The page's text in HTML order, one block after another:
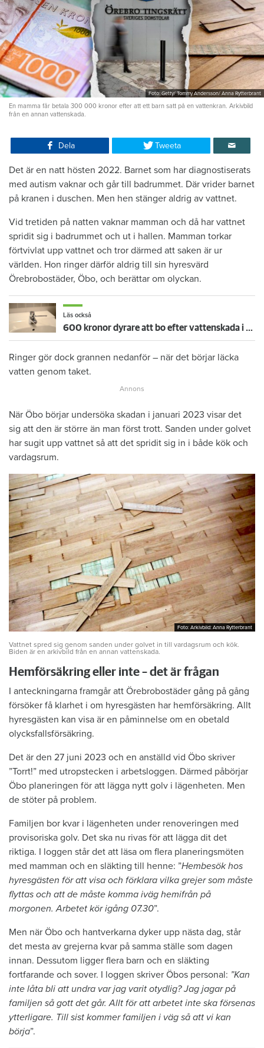
Foto: Getty/ Tommy Andersson/ Anna Rytterbrant
En mamma får betala 300 000 kronor efter att ett barn satt på en vattenkran. Arkivbild
från en annan vattenskada.
Dela Tweeta
Det är en natt hösten 2022. Barnet som har diagnostiserats
med autism vaknar och går till badrummet. Där vrider barnet
på kranen i duschen. Men hen stänger aldrig av vattnet.
Vid tretiden på natten vaknar mamman och då har vattnet
spridit sig i badrummet och ut i hallen. Mamman torkar
förtvivlat upp vattnet och tror därmed att saken är ur
världen. Hon ringer därför aldrig till sin hyresvärd
Örebrobostäder, Öbo, och berättar om olyckan.
Läs också
600 kronor dyrare att bo efter vattenskada i Varberg
Ringer gör dock grannen nedanför – när det börjar läcka
vatten genom taket.
När Öbo börjar undersöka skadan i januari 2023 visar det
sig att den är större än man först trott. Sanden under golvet
har sugit upp vattnet så att det spridit sig in i både kök och
vardagsrum.
Foto: Arkivbild: Anna Rytterbrant
Foto: Arkivbild: Anna Rytterbrant
Vattnet spred sig genom sanden under golvet in till vardagsrum och kök.
Biden är en arkivbild från en annan vattenskada.
Hemförsäkring eller inte – det är frågan
I anteckningarna framgår att Örebrobostäder gång på gång
försöker få klarhet i om hyresgästen har hemförsäkring. Allt
hyresgästen kan visa är en påminnelse om en obetald
olycksfallsförsäkring.
Det är den 27 juni 2023 och en anställd vid Öbo skriver
”Torrt!” med utropstecken i arbetsloggen. Därmed påbörjar
Öbo planeringen för att lägga nytt golv i lägenheten. Men
de stöter på problem.
Familjen bor kvar i lägenheten under renoveringen med
provisoriska golv. Det ska nu rivas för att lägga dit det
riktiga. I loggen står det att läsa om flera planeringsmöten
med mamman och en släkting till henne: ”Hembesök hos
hyresgästen för att visa och förklara vilka grejer som måste
flyttas och att de måste komma iväg hemifrån på
morgonen. Arbetet kör igång 07.30”.
Men när Öbo och hantverkarna dyker upp nästa dag, står
det mesta av grejerna kvar på samma ställe som dagen
innan. Dessutom ligger flera barn och en släkting
fortfarande och sover. I loggen skriver Öbos personal: ”Kan
inte låta bli att undra var jag varit otydlig? Jag jagar på
familjen så gott det går. Allt för att arbetet inte ska försenas
ytterligare. Till sist kommer familjen i väg så att vi kan
börja”.